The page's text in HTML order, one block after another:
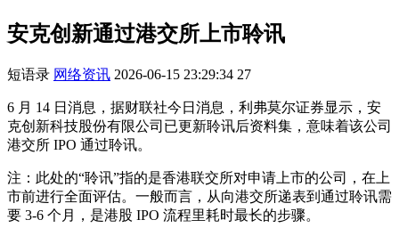
安克创新通过港交所上市聆讯
短语录 网络资讯 2026-06-15 23:29:34 27
6 月 14 日消息，据财联社今日消息，利弗莫尔证券显示，安
克创新科技股份有限公司已更新聆讯后资料集，意味着该公司
港交所 IPO 通过聆讯。
注：此处的“聆讯”指的是香港联交所对申请上市的公司，在上
市前进行全面评估。一般而言，从向港交所递表到通过聆讯需
要 3-6 个月，是港股 IPO 流程里耗时最长的步骤。